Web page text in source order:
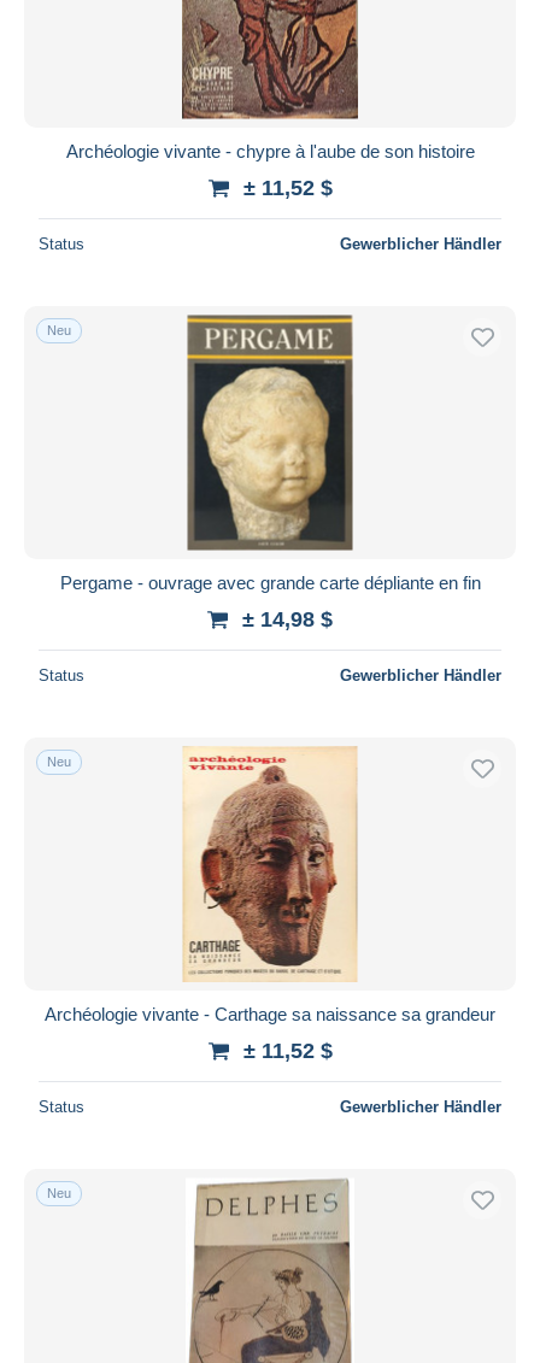
Übernehmen
Archéologie vivante - chypre à l'aube de son histoire
± 11,52 $
Status Gewerblicher Händler
Neu
Pergame - ouvrage avec grande carte dépliante en fin
± 14,98 $
Status Gewerblicher Händler
Neu
Archéologie vivante - Carthage sa naissance sa grandeur
± 11,52 $
Status Gewerblicher Händler
Neu